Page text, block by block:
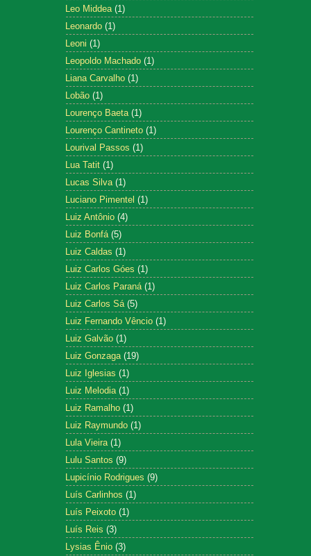
Leo Middea (1)
Leonardo (1)
Leoni (1)
Leopoldo Machado (1)
Liana Carvalho (1)
Lobão (1)
Lourenço Baeta (1)
Lourenço Cantineto (1)
Lourival Passos (1)
Lua Tatit (1)
Lucas Silva (1)
Luciano Pimentel (1)
Luiz Antônio (4)
Luiz Bonfá (5)
Luiz Caldas (1)
Luiz Carlos Góes (1)
Luiz Carlos Paraná (1)
Luiz Carlos Sá (5)
Luiz Fernando Vêncio (1)
Luiz Galvão (1)
Luiz Gonzaga (19)
Luiz Iglesias (1)
Luiz Melodia (1)
Luiz Ramalho (1)
Luiz Raymundo (1)
Lula Vieira (1)
Lulu Santos (9)
Lupicínio Rodrigues (9)
Luís Carlinhos (1)
Luís Peixoto (1)
Luís Reis (3)
Lysias Ênio (3)